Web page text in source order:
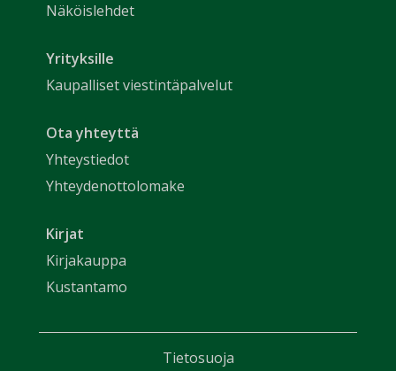
Näköislehdet
Yrityksille
Kaupalliset viestintäpalvelut
Ota yhteyttä
Yhteystiedot
Yhteydenottolomake
Kirjat
Kirjakauppa
Kustantamo
Tietosuoja